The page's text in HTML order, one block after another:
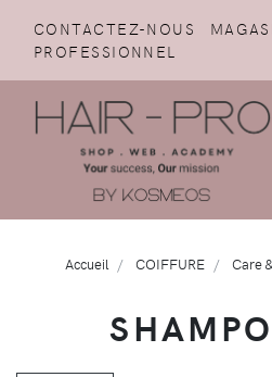
CONTACTEZ-NOUS
PROFESSIONNEL
Accueil COIFFURE Care